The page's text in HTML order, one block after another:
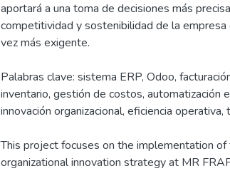
aportará a una toma de decisiones más
competitividad y sostenibilidad de la empresa
vez más exigente.
Palabras clave: sistema ERP, Odoo,
inventario, gestión de costos, automatización
innovación organizacional, eficiencia
This project focuses on the implementation
organizational innovation strategy at MR